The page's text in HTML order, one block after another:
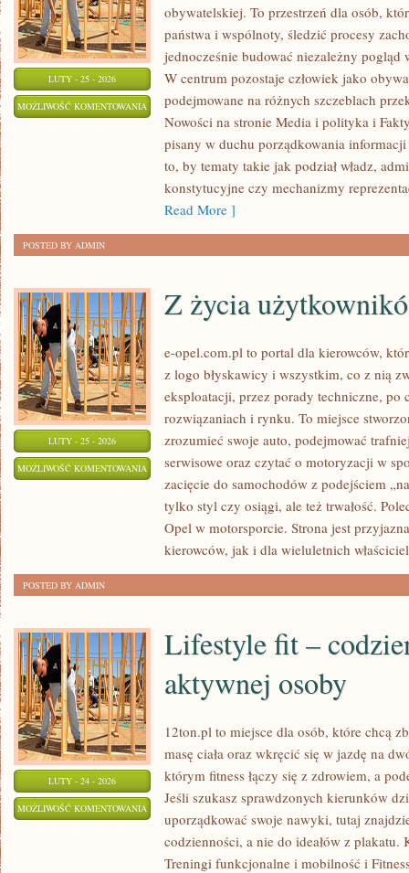
LUTY - 25 - 2026
MOŻLIWOŚĆ KOMENTOWANIA WYBORY
KAMPANIE
obywatelskiej. To przestrzeń dla osób,
państwa i wspólnoty, śledzić procesy
jednocześnie budować niezależny
W centrum pozostaje człowiek jako
podejmowane na różnych szczeblach
Nowości na stronie Media i polityka i
pisany w duchu porządkowania informacji
to, by tematy takie jak podział władz,
konstytucyjne czy mechanizmy
Read More ]
POSTED BY ADMIN
LUTY - 25 - 2026
MOŻLIWOŚĆ KOMENTOWANIA
ŻYCIA
UŻYTKOWNIKÓW
Z życia
e-opel.com.pl to portal dla kierowców,
z logo błyskawicy i wszystkim, co z nią
eksploatacji, przez porady techniczne, po
rozwiązaniach i rynku. To miejsce
zrozumieć swoje auto, podejmować
serwisowe oraz czytać o motoryzacji w
zacięcie do samochodów z podejściem
tylko styl czy osiągi, ale też trwałość.
Opel w motorsporcie. Strona jest
kierowców, jak i dla wieluletnich
POSTED BY ADMIN
LUTY - 24 - 2026
MOŻLIWOŚĆ KOMENTOWANIA
Lifestyle fit –
aktywnej osoby
12ton.pl to miejsce dla osób, które chcą
masę ciała oraz wkręcić się w jazdę na
którym fitness łączy się z zdrowiem, a
Jeśli szukasz sprawdzonych kierunków
uporządkować swoje nawyki, tutaj
codzienności, a nie do ideałów z plakatu.
Treningi funkcjonalne i mobilność i